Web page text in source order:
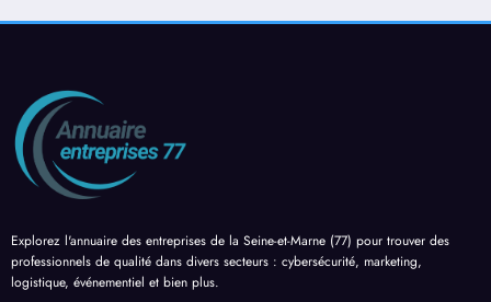
Explorez l'annuaire des entreprises de la Seine-et-Marne (77) pour trouver des
professionnels de qualité dans divers secteurs : cybersécurité, marketing,
logistique, événementiel et bien plus.